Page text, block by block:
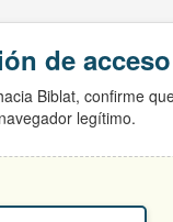
de acceso
Biblat, confirme
legítimo.